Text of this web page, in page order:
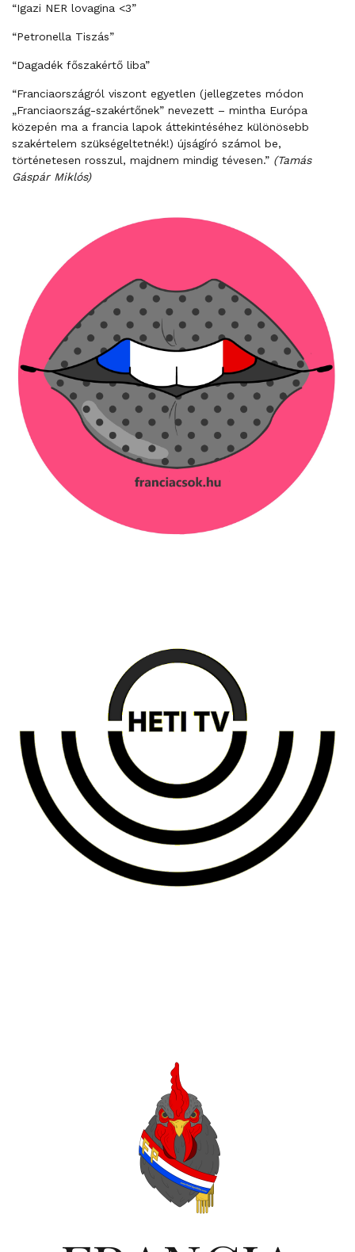
“Igazi NER lovagina <3”
“Petronella Tiszás”
“Dagadék főszakértő liba”
“Franciaországról viszont egyetlen (jellegzetes módon
„Franciaország-szakértőnek” nevezett – mintha Európa
közepén ma a francia lapok áttekintéséhez különösebb
szakértelem szükségeltetnék!) újságíró számol be,
történetesen rosszul, majdnem mindig tévesen.” (Tamás
Gáspár Miklós)